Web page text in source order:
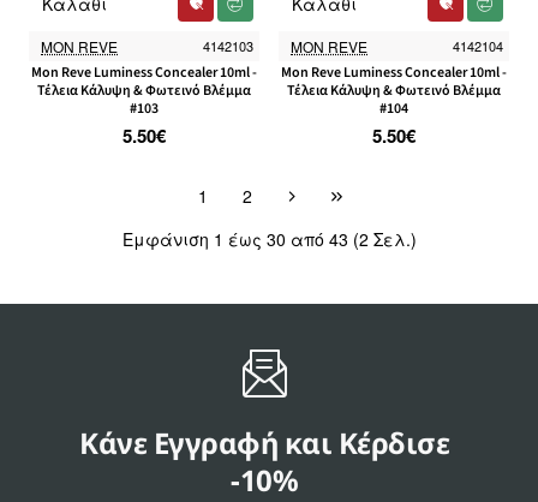
MON REVE 4142103
Mon Reve Luminess Concealer 10ml -
Τέλεια Κάλυψη & Φωτεινό Βλέμμα
#103
5.50€
MON REVE 4142104
Mon Reve Luminess Concealer 10ml -
Τέλεια Κάλυψη & Φωτεινό Βλέμμα
#104
5.50€
1
2
Εμφάνιση 1 έως 30 από 43 (2 Σελ.)
Κάνε Εγγραφή και Κέρδισε
-10%